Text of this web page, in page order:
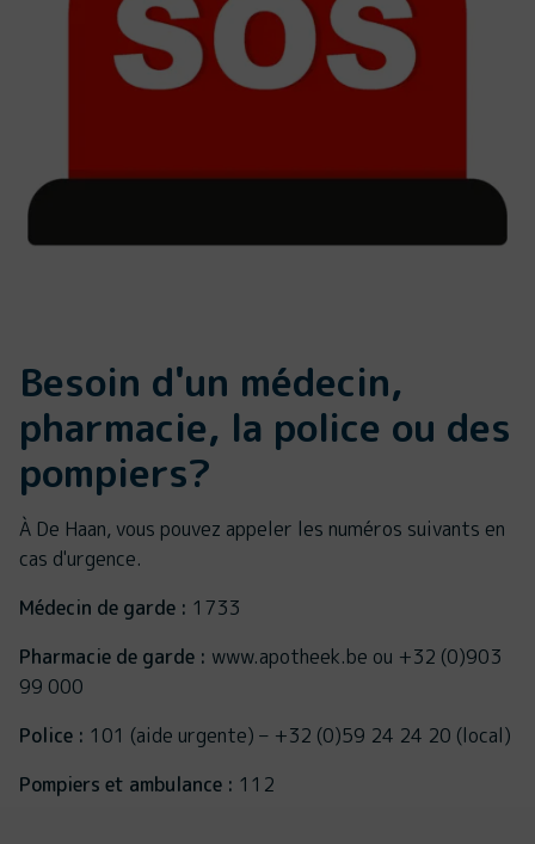
Besoin d'un médecin,
pharmacie, la police ou des
pompiers?
À De Haan, vous pouvez appeler les numéros suivants en
cas d'urgence.
Médecin de garde : 1733
Pharmacie de garde : www.apotheek.be ou +32 (0)903
99 000
Police : 101 (aide urgente) – +32 (0)59 24 24 20 (local)
Pompiers et ambulance : 112